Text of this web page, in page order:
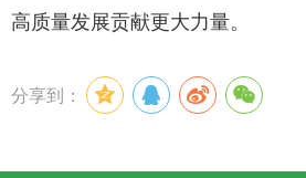
高质量发展贡献更大力量。
分享到：